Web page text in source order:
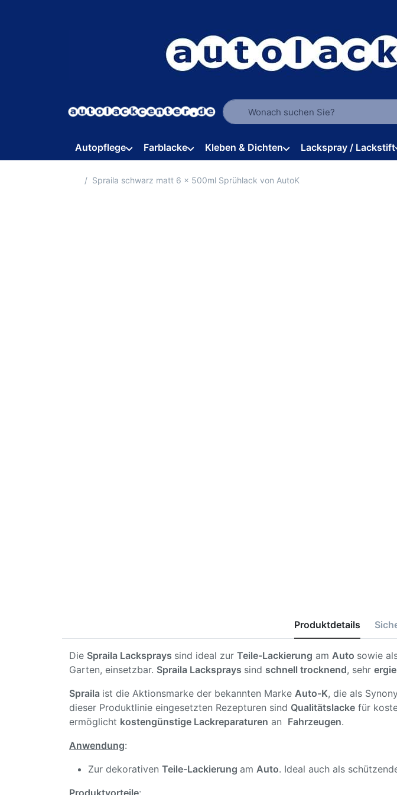
Geben Sie einen Suchbegriff ein.
Autopflege Farblacke Kleben & Dichten Lackspray / Lackstift
Startseite
Spraila schwarz matt 6 x 500ml Sprühlack von AutoK
Produktdetails
Die Spraila Lacksprays sind ideal zur Teile-Lackierung am Auto sowie
Garten, einsetzbar. Spraila Lacksprays sind schnell trocknend, sehr
Spraila ist die Aktionsmarke der bekannten Marke Auto-K, die als
dieser Produktlinie eingesetzten Rezepturen sind Qualitätslacke für
ermöglicht kostengünstige Lackreparaturen an Fahrzeugen.
Anwendung:
Zur dekorativen Teile-Lackierung am Auto. Ideal auch als